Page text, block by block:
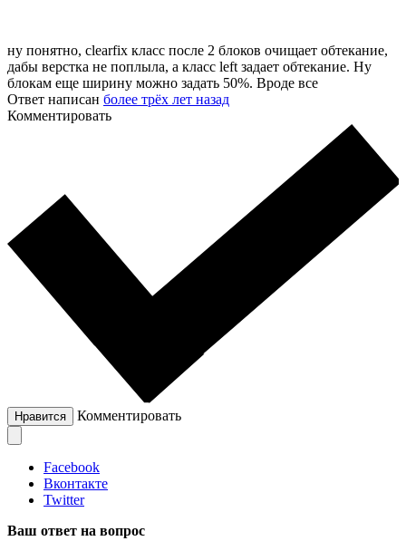
ну понятно, clearfix класс после 2 блоков очищает обтекание,
дабы верстка не поплыла, а класс left задает обтекание. Ну
блокам еще ширину можно задать 50%. Вроде все
Ответ написан более трёх лет назад
Комментировать
Нравится Комментировать
Facebook
Вконтакте
Twitter
Ваш ответ на вопрос